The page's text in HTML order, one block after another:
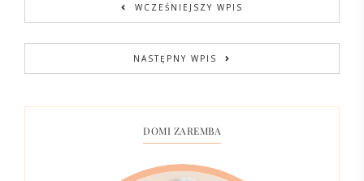
WCZEŚNIEJSZY WPIS
NASTĘPNY WPIS
DOMI ZAREMBA